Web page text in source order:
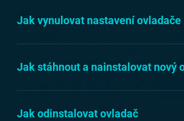
Jak vynulovat nastavení ovladače
Jak stáhnout a nainstalovat nový
Jak odinstalovat ovladač